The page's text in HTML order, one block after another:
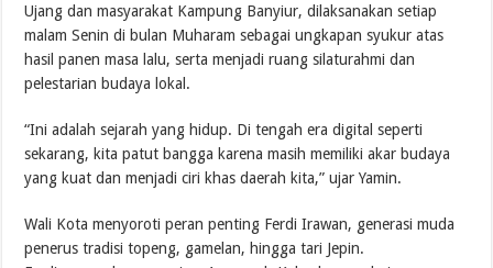
Ujang dan masyarakat Kampung Banyiur, dilaksanakan setiap
malam Senin di bulan Muharam sebagai ungkapan syukur atas
hasil panen masa lalu, serta menjadi ruang silaturahmi dan
pelestarian budaya lokal.
“Ini adalah sejarah yang hidup. Di tengah era digital seperti
sekarang, kita patut bangga karena masih memiliki akar budaya
yang kuat dan menjadi ciri khas daerah kita,” ujar Yamin.
Wali Kota menyoroti peran penting Ferdi Irawan, generasi muda
penerus tradisi topeng, gamelan, hingga tari Jepin.